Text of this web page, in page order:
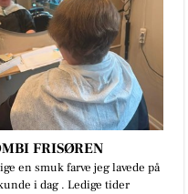
Kultur- og
JULEFROKOST 2026 🎄🎉